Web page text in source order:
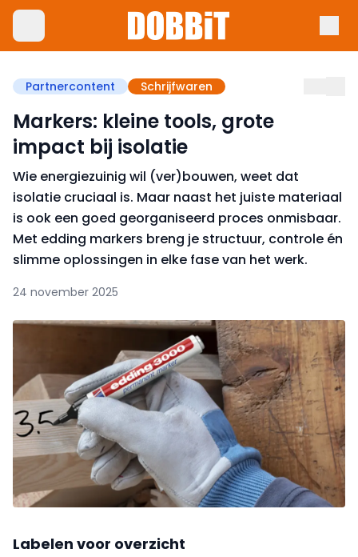
Partnercontent Schrijfwaren
Markers: kleine tools, grote
impact bij isolatie
Wie energiezuinig wil (ver)bouwen, weet dat
isolatie cruciaal is. Maar naast het juiste materiaal
is ook een goed georganiseerd proces onmisbaar.
Met edding markers breng je structuur, controle én
slimme oplossingen in elke fase van het werk.
24 november 2025
Labelen voor overzicht